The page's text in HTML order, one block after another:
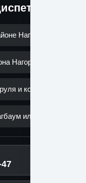
Нагорный
Нагорный
и коробки
или дорога